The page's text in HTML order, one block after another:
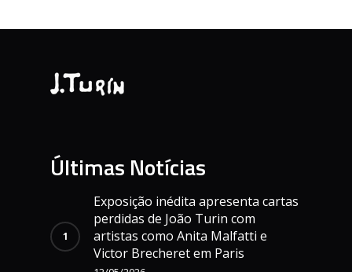
Últimas Notícias
Exposição inédita apresenta cartas
perdidas de João Turin com
artistas como Anita Malfatti e
Victor Brecheret em Paris